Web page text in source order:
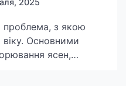
2025
проблема, з якою
Основними
ясен,